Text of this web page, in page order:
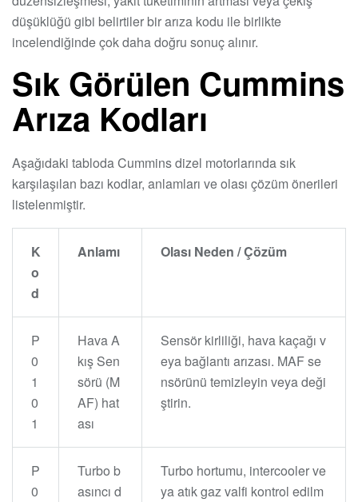
düşüklüğü gibi belirtiler bir arıza kodu ile birlikte
incelendiğinde çok daha doğru sonuç alınır.
Sık Görülen Cummins
Arıza Kodları
Aşağıdaki tabloda Cummins dizel motorlarında sık
karşılaşılan bazı kodlar, anlamları ve olası çözüm önerileri
listelenmiştir.
K
o
d
Anlamı Olası Neden / Çözüm
P
0
1
0
1
Hava A
kış Sen
sörü (M
AF) hat
ası
Sensör kirliliği, hava kaçağı v
eya bağlantı arızası. MAF se
nsörünü temizleyin veya deği
ştirin.
P
0
Turbo b
asıncı d
Turbo hortumu, intercooler ve
ya atık gaz valfi kontrol edilm